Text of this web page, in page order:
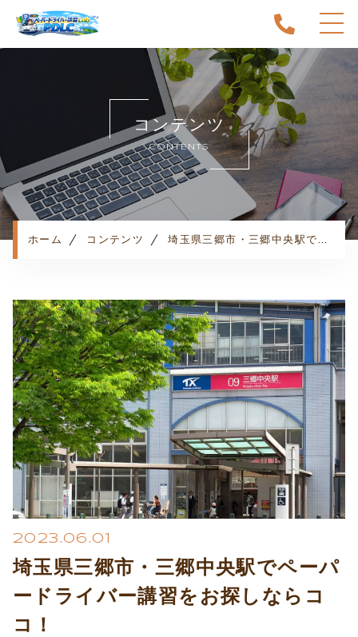
ホーム
当スクールについて
キャンペーン
料金表・コース
出張エリア
予約状況
コンテンツ
利用規約
プライバシーポリシー
コンテンツ
CONTENTS
ホーム コンテンツ 埼玉県三郷市・三郷中央駅でペーパードライバー講習をお探しならココ！
2023.06.01
埼玉県三郷市・三郷中央駅でペーパ
ードライバー講習をお探しならコ
コ！